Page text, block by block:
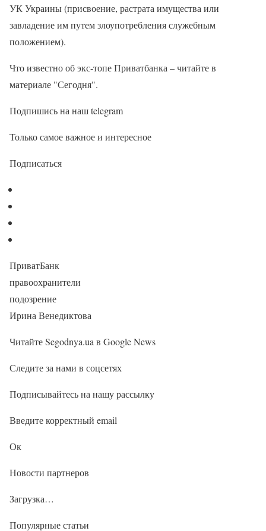
УК Украины (присвоение, растрата имущества или
завладение им путем злоупотребления служебным
положением).
Что известно об экс-топе Приватбанка – читайте в
материале "Сегодня".
Подпишись на наш telegram
Только самое важное и интересное
Подписаться
ПриватБанк
правоохранители
подозрение
Ирина Венедиктова
Читайте Segodnya.ua в Google News
Следите за нами в соцсетях
Подписывайтесь на нашу рассылку
Введите корректный email
Ок
Новости партнеров
Загрузка…
Популярные статьи